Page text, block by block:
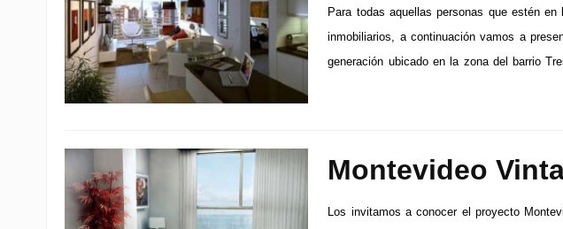
Para todas aquellas personas que estén
inmobiliarios, a continuación vamos a
generación ubicado en la zona del barrio
Montevideo
Los invitamos a conocer el proyecto